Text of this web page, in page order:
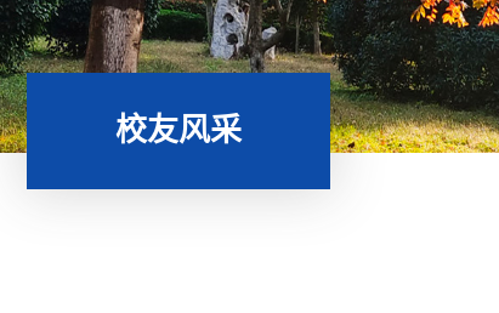
校友风采